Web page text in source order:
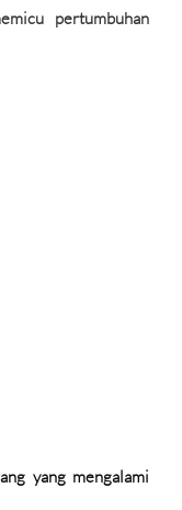
pertumbuhan
yang mengalami